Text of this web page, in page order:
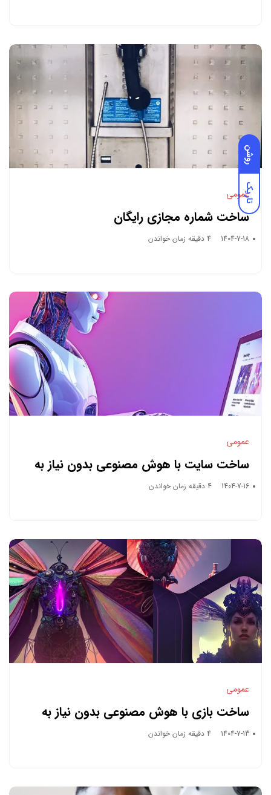
روشن
تاریکعمومی
ساخت شماره مجازی رایگان
1404-7-18 4 دقیقه زمان خواندن
عمومی
ساخت سایت با هوش مصنوعی بدون نیاز به
کدنویسی
1404-7-16 4 دقیقه زمان خواندن
عمومی
ساخت بازی با هوش مصنوعی بدون نیاز به
کدنویسی
1404-7-13 4 دقیقه زمان خواندن